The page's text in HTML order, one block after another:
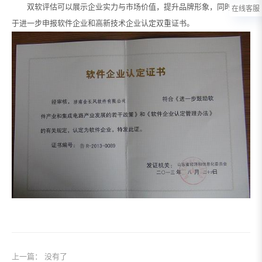
双软评估可以展示企业实力与市场价值，提升品牌形象，同时也便
于进一步申报软件企业和高新技术企业认定双重证书。
上一篇： 没有了
在线客服